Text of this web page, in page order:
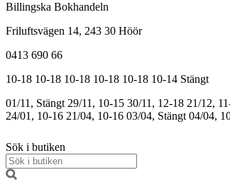
Billingska Bokhandeln
Friluftsvägen 14, 243 30 Höör
0413 690 66
10-18 10-18 10-18 10-18 10-18 10-14 Stängt
01/11, Stängt 29/11, 10-15 30/11, 12-18 21/12,
24/01, 10-16 21/04, 10-16 03/04, Stängt 04/04,
Sök i butiken